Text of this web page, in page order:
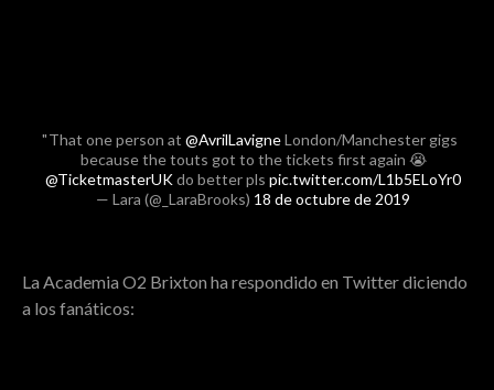
That one person at@AvrilLavigneLondon/Manchester gigs
because the touts got to the tickets first again 😭
@TicketmasterUKdo better plspic.twitter.com/L1b5ELoYr0
— Lara (@_LaraBrooks) 18 de octubre de 2019
La Academia O2 Brixton ha respondido en Twitter diciendo
a los fanáticos: